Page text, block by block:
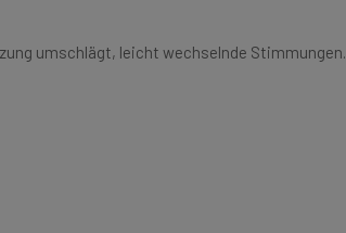
umschlägt, leicht wechselnde Stimmungen.